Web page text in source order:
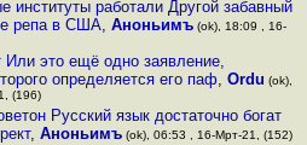
институты работали Другой забавный
репа в США,Аноньимъ (ok), 18:09 , 16-
это ещё одно заявление,
определяется его паф, Ordu (ok),
(196)
Русский язык достаточно богат
,Аноньимъ (ok), 06:53 , 16-Мрт-21, (152)